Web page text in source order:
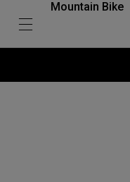
Mountain Bike